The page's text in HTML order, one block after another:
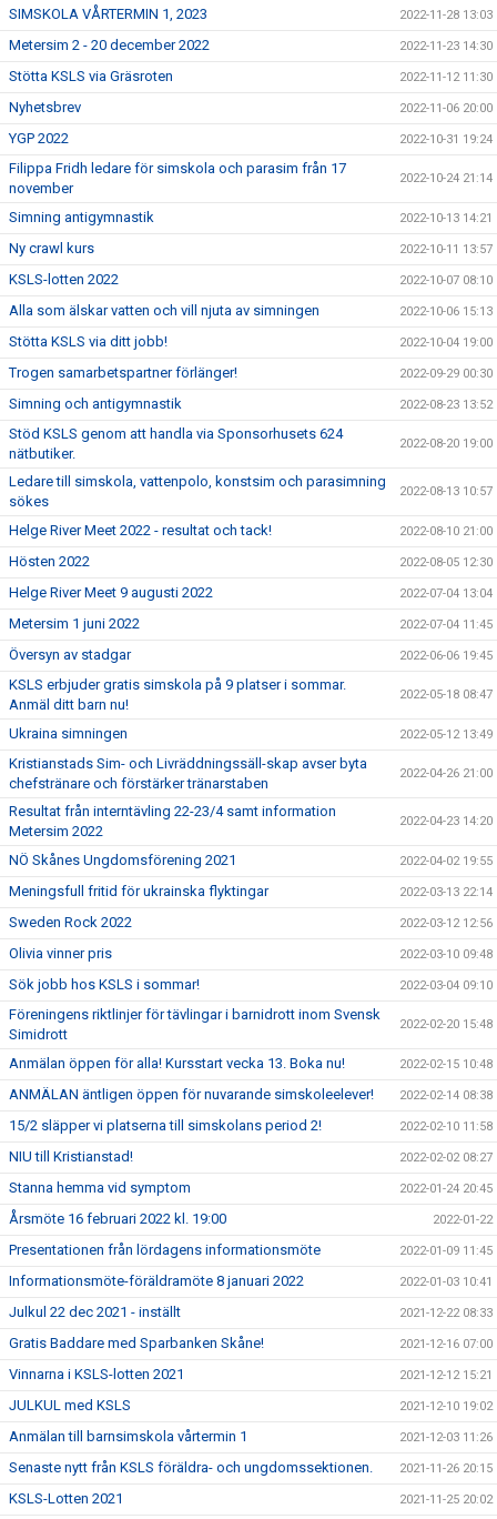
SIMSKOLA VÅRTERMIN 1, 2023 2022-11-28 13:03
Metersim 2 - 20 december 2022 2022-11-23 14:30
Stötta KSLS via Gräsroten 2022-11-12 11:30
Nyhetsbrev 2022-11-06 20:00
YGP 2022 2022-10-31 19:24
Filippa Fridh ledare för simskola och parasim från 17
november
2022-10-24 21:14
Simning antigymnastik 2022-10-13 14:21
Ny crawl kurs 2022-10-11 13:57
KSLS-lotten 2022 2022-10-07 08:10
Alla som älskar vatten och vill njuta av simningen 2022-10-06 15:13
Stötta KSLS via ditt jobb! 2022-10-04 19:00
Trogen samarbetspartner förlänger! 2022-09-29 00:30
Simning och antigymnastik 2022-08-23 13:52
Stöd KSLS genom att handla via Sponsorhusets 624
nätbutiker.
2022-08-20 19:00
Ledare till simskola, vattenpolo, konstsim och parasimning
sökes
2022-08-13 10:57
Helge River Meet 2022 - resultat och tack! 2022-08-10 21:00
Hösten 2022 2022-08-05 12:30
Helge River Meet 9 augusti 2022 2022-07-04 13:04
Metersim 1 juni 2022 2022-07-04 11:45
Översyn av stadgar 2022-06-06 19:45
KSLS erbjuder gratis simskola på 9 platser i sommar.
Anmäl ditt barn nu!
2022-05-18 08:47
Ukraina simningen 2022-05-12 13:49
Kristianstads Sim- och Livräddningssäll-skap avser byta
chefstränare och förstärker tränarstaben
2022-04-26 21:00
Resultat från interntävling 22-23/4 samt information
Metersim 2022
2022-04-23 14:20
NÖ Skånes Ungdomsförening 2021 2022-04-02 19:55
Meningsfull fritid för ukrainska flyktingar 2022-03-13 22:14
Sweden Rock 2022 2022-03-12 12:56
Olivia vinner pris 2022-03-10 09:48
Sök jobb hos KSLS i sommar! 2022-03-04 09:10
Föreningens riktlinjer för tävlingar i barnidrott inom Svensk
Simidrott
2022-02-20 15:48
Anmälan öppen för alla! Kursstart vecka 13. Boka nu! 2022-02-15 10:48
ANMÄLAN äntligen öppen för nuvarande simskoleelever! 2022-02-14 08:38
15/2 släpper vi platserna till simskolans period 2! 2022-02-10 11:58
NIU till Kristianstad! 2022-02-02 08:27
Stanna hemma vid symptom 2022-01-24 20:45
Årsmöte 16 februari 2022 kl. 19:00 2022-01-22
Presentationen från lördagens informationsmöte 2022-01-09 11:45
Informationsmöte-föräldramöte 8 januari 2022 2022-01-03 10:41
Julkul 22 dec 2021 - inställt 2021-12-22 08:33
Gratis Baddare med Sparbanken Skåne! 2021-12-16 07:00
Vinnarna i KSLS-lotten 2021 2021-12-12 15:21
JULKUL med KSLS 2021-12-10 19:02
Anmälan till barnsimskola vårtermin 1 2021-12-03 11:26
Senaste nytt från KSLS föräldra- och ungdomssektionen. 2021-11-26 20:15
KSLS-Lotten 2021 2021-11-25 20:02